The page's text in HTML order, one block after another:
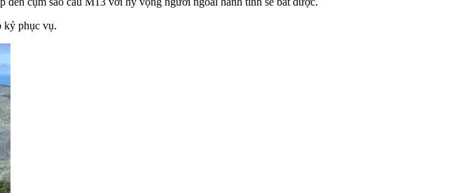
kỷ phục vụ.